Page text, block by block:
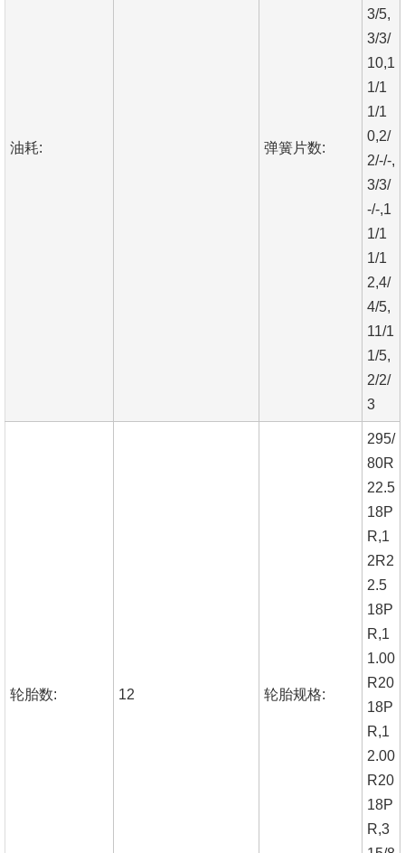
油耗: 弹簧片数:
3/5,
3/3/
10,1
1/1
1/1
0,2/
2/-/-,
3/3/
-/-,1
1/1
1/1
2,4/
4/5,
11/1
1/5,
2/2/
3
轮胎数: 12 轮胎规格:
295/
80R
22.5
18P
R,1
2R2
2.5
18P
R,1
1.00
R20
18P
R,1
2.00
R20
18P
R,3